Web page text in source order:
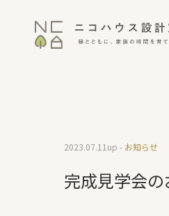
完成見学会の
2023.07.11 up - お知らせ